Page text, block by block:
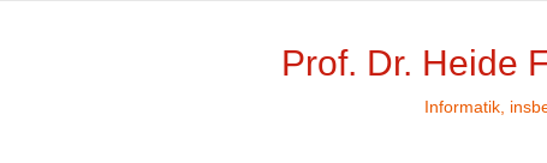
Prof. Dr. Heide
Informatik,